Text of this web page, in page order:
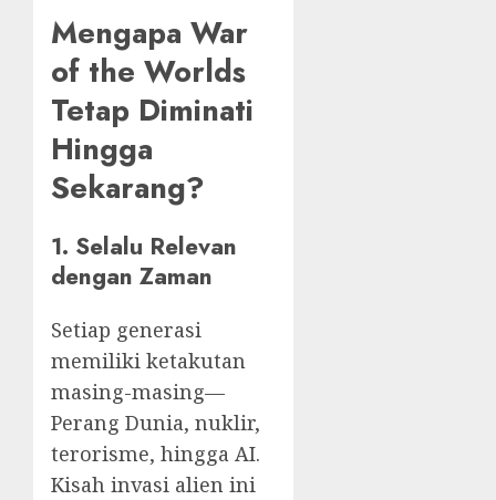
Mengapa War
of the Worlds
Tetap Diminati
Hingga
Sekarang?
1. Selalu Relevan
dengan Zaman
Setiap generasi
memiliki ketakutan
masing-masing—
Perang Dunia, nuklir,
terorisme, hingga AI.
Kisah invasi alien ini